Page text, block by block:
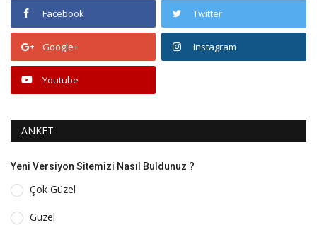
Facebook Twitter
Google+ Instagram
Youtube
ANKET
Yeni Versiyon Sitemizi Nasıl Buldunuz ?
Çok Güzel
Güzel